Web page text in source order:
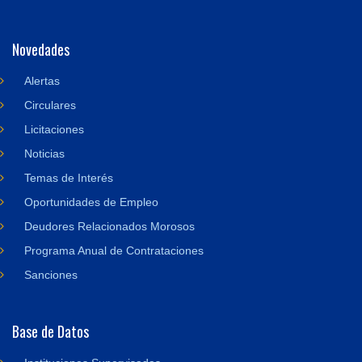
Novedades
Alertas
Circulares
Licitaciones
Noticias
Temas de Interés
Oportunidades de Empleo
Deudores Relacionados Morosos
Programa Anual de Contrataciones
Sanciones
Base de Datos